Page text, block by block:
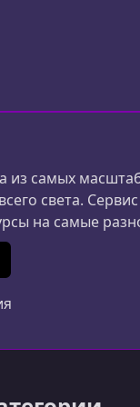
на основе
из самых
света.
на самые
и дизайна
создаются